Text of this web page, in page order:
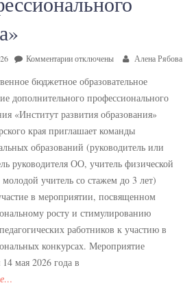
Комментарииотключены Алена Рябова
бюджетное образовательное
дополнительного профессионального
«Институт развития образования»
края приглашает команды
образований (руководитель или
руководителя ОО, учитель физической
молодой учитель со стажем до 3 лет)
в мероприятии, посвященном
росту и стимулированию
работников к участию в
конкурсах. Мероприятие
14 мая 2026 года в